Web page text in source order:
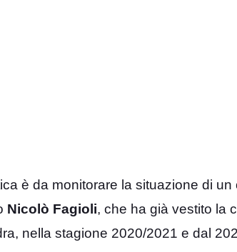
è da monitorare la situazione di
Nicolò Fagioli, che ha già vestito la
nella stagione 2020/2021 e dal